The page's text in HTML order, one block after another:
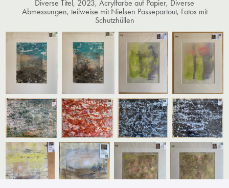
Diverse Titel, 2023, Acrylfarbe auf Papier, Diverse
Abmessungen, teilweise mit Nielsen Passepartout, Fotos mit
Schutzhüllen